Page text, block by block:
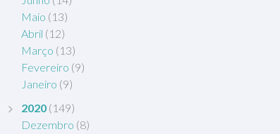
Maio (13)
Abril (12)
Março (13)
Fevereiro (9)
Janeiro (9)
2020 (149)
Dezembro (8)